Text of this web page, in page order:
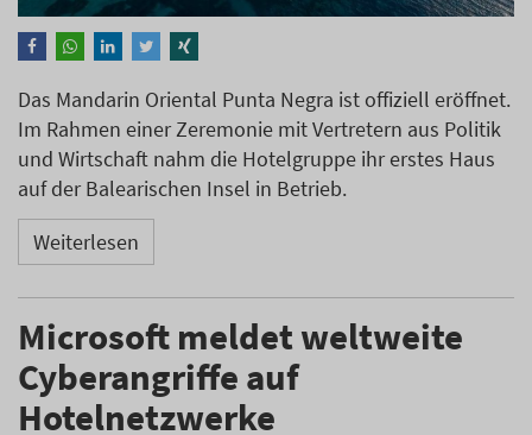
Das Mandarin Oriental Punta Negra ist offiziell eröffnet.
Im Rahmen einer Zeremonie mit Vertretern aus Politik
und Wirtschaft nahm die Hotelgruppe ihr erstes Haus
auf der Balearischen Insel in Betrieb.
Weiterlesen
Microsoft meldet weltweite
Cyberangriffe auf
Hotelnetzwerke